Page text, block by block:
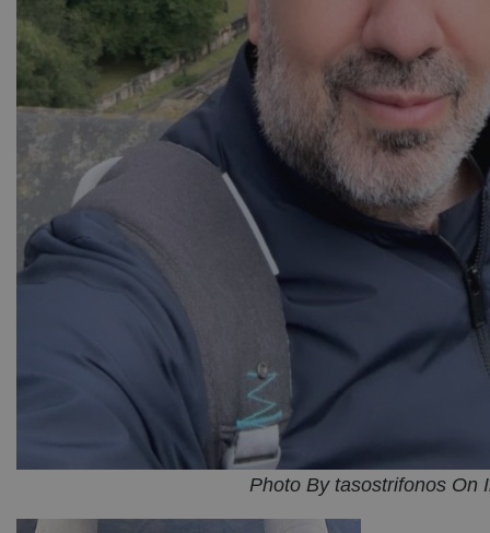
Photo By tasostrifonos On